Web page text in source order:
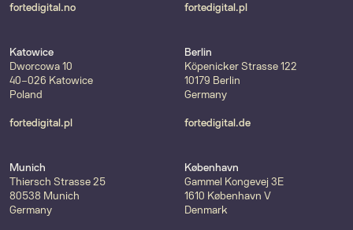
fortedigital.no fortedigital.pl
Katowice
Dworcowa 10
40-026 Katowice
Poland
fortedigital.pl
Berlin
Köpenicker Strasse 122
10179 Berlin
Germany
fortedigital.de
Munich
Thiersch Strasse 25
80538 Munich
Germany
København
Gammel Kongevej 3E
1610 København V
Denmark